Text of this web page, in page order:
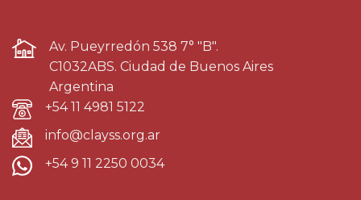
Av. Pueyrredón 538 7° "B".
C1032ABS. Ciudad de Buenos Aires
Argentina
+54 11 4981 5122
info@clayss.org.ar
+54 9 11 2250 0034